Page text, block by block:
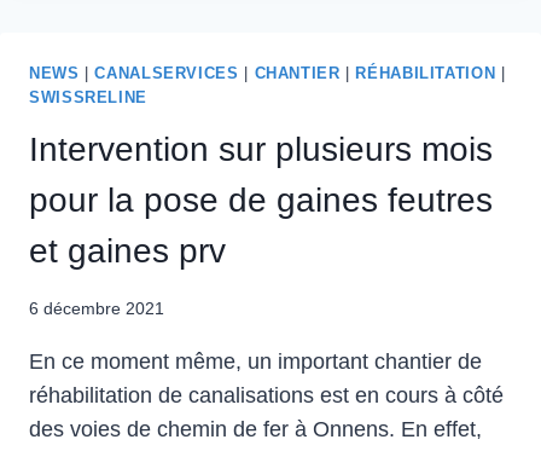
NEWS |CANALSERVICES CHANTIER RÉHABILITATION
SWISSRELINE
Intervention sur plusieurs mois
pour la pose de gaines feutres
et gaines prv
6 décembre 2021
En ce moment même, un important chantier de
réhabilitation de canalisations est en cours à côté
des voies de chemin de fer à Onnens. En effet,